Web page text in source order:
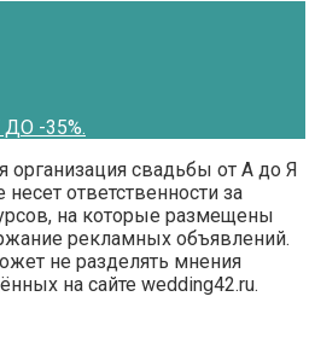
-35%.
организация свадьбы от А до Я
ответственности за
на которые размещены
рекламных объявлений.
не разделять мнения
на сайте wedding42.ru.